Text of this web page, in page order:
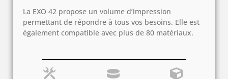
La EXO 42 propose un volume d’impression
permettant de répondre à tous vos besoins. Elle est
également compatible avec plus de 80 matériaux.